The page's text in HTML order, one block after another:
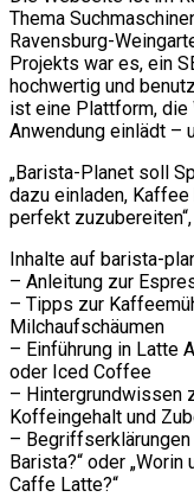
Thema
Ravensburg-
Projekts war es, ein
hochwertig und
ist eine Plattform,
Anwendung einlädt –
„Barista-Planet soll
dazu einladen,
perfekt
Inhalte auf barista-
– Anleitung zur
– Tipps zur
Milchaufschäumen
– Einführung in Latte
oder Iced Coffee
– Hintergrundwissen
Koffeingehalt und
–
Barista?“ oder
Caffe Latte?“